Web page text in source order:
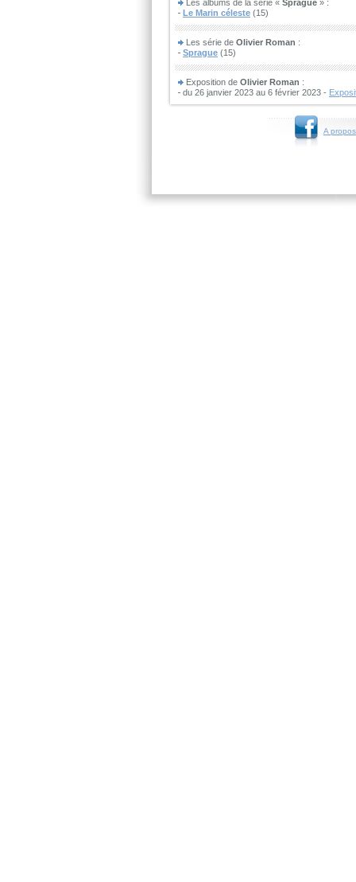
Les albums de la série « Sprague » :
Le Marin céleste (15)
Les série de Olivier Roman :
Sprague (15)
Exposition de Olivier Roman :
du 26 janvier 2023 au 6 février 2023 -
A